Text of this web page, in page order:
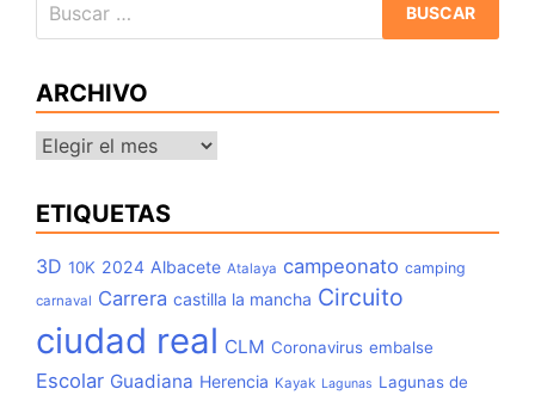
ARCHIVO
Archivo
ETIQUETAS
3D 10K 2024 Albacete Atalaya campeonato camping
carnaval Carrera castilla la mancha Circuito
ciudad real CLM Coronavirus embalse
Escolar Guadiana Herencia Kayak Lagunas Lagunas de